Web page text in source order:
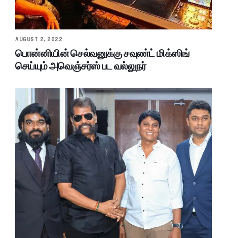
AUGUST 2, 2022
பொன்னியின் செல்வனுக்கு சவுண்ட் மிக்ஸிங்
செய்யும் அவெஞ்சர்ஸ் பட வல்லுநர்